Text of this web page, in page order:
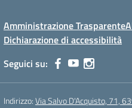
Amministrazione Trasparente
Dichiarazione di accessibilità
Seguici su:
Indirizzo:Via Salvo D'Acquisto, 71,